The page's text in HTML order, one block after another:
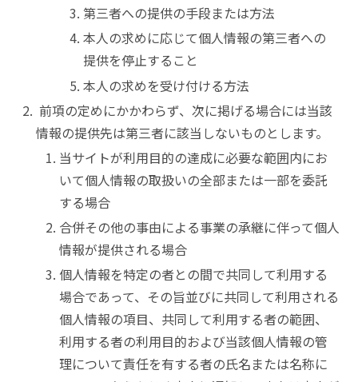
第三者への提供の手段または方法
本人の求めに応じて個人情報の第三者への
提供を停止すること
本人の求めを受け付ける方法
前項の定めにかかわらず、次に掲げる場合には当該
情報の提供先は第三者に該当しないものとします。
当サイトが利用目的の達成に必要な範囲内にお
いて個人情報の取扱いの全部または一部を委託
する場合
合併その他の事由による事業の承継に伴って個人
情報が提供される場合
個人情報を特定の者との間で共同して利用する
場合であって、その旨並びに共同して利用される
個人情報の項目、共同して利用する者の範囲、
利用する者の利用目的および当該個人情報の管
理について責任を有する者の氏名または名称に